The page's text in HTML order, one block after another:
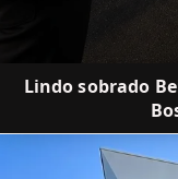
Lindo sobrado